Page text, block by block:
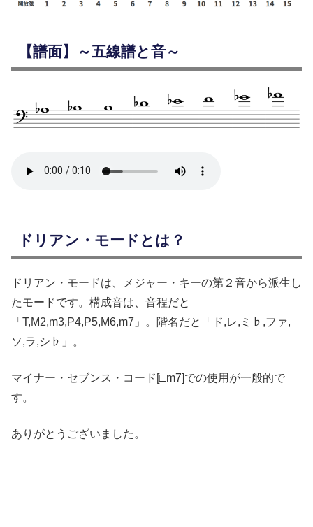
【譜面】～五線譜と音～
ドリアン・モードとは？
ドリアン・モードは、メジャー・キーの第２音から派生し
たモードです。構成音は、音程だと
「T,M2,m3,P4,P5,M6,m7」。階名だと「ド,レ,ミ♭,ファ,
ソ,ラ,シ♭」。
マイナー・セブンス・コード[□m7]での使用が一般的で
す。
ありがとうございました。